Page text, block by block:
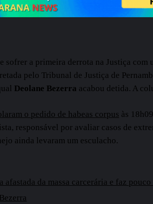
sofrer a primeira derrota na Justiça
pelo Tribunal de Justiça de
Deolane Bezerra acabou detida. A
o pedido de habeas corpus às
responsável por avaliar casos de
ainda levaram um esculacho.
afastada da massa carcerária e faz